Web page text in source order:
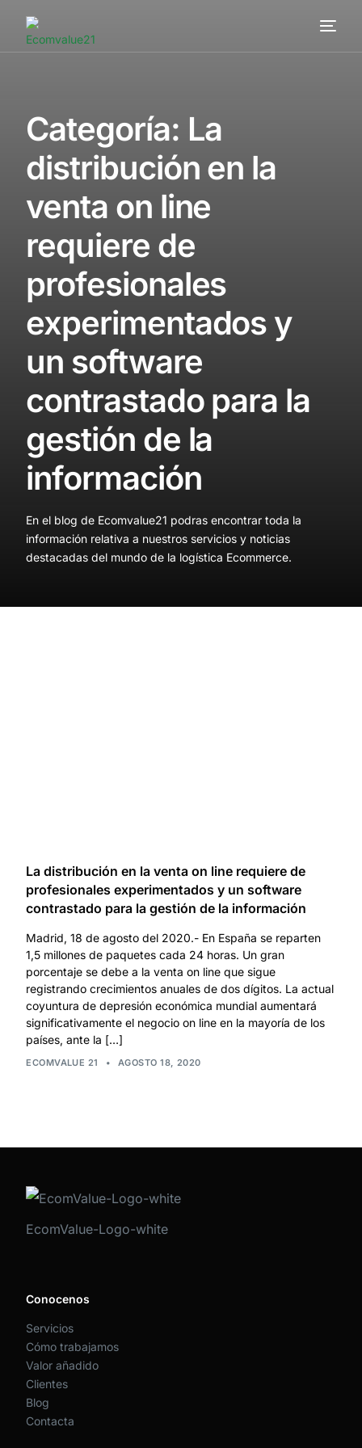
Categoría: La
distribución en la
venta on line
requiere de
profesionales
experimentados y
un software
contrastado para la
gestión de la
información
En el blog de Ecomvalue21 podras encontrar toda la
información relativa a nuestros servicios y noticias
destacadas del mundo de la logística Ecommerce.
La distribución en la venta on line requiere de
profesionales experimentados y un software
contrastado para la gestión de la información
Madrid, 18 de agosto del 2020.- En España se reparten
1,5 millones de paquetes cada 24 horas. Un gran
porcentaje se debe a la venta on line que sigue
registrando crecimientos anuales de dos dígitos. La actual
coyuntura de depresión económica mundial aumentará
significativamente el negocio on line en la mayoría de los
países, ante la […]
ECOMVALUE 21 • AGOSTO 18, 2020
EcomValue-Logo-white
Conocenos
Servicios
Cómo trabajamos
Valor añadido
Clientes
Blog
Contacta
Valor añadido
Contacta